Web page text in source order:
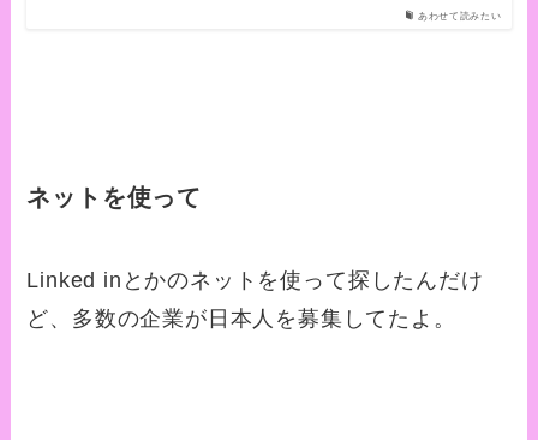
あわせて読みたい
ネットを使って
Linked inとかのネットを使って探したんだけ
ど、多数の企業が日本人を募集してたよ。